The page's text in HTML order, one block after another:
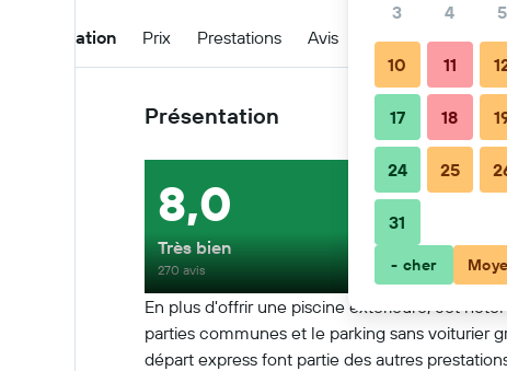
Présentation Prix Prestations Avis Emplacement
Présentation
En plus d'offrir une piscine extérieure, cet
parties communes et le parking sans voiturier
départ express font partie des autres
8,0
Très bien
270 avis
3 4 5
10 11
17 18
24 25
31
- cher